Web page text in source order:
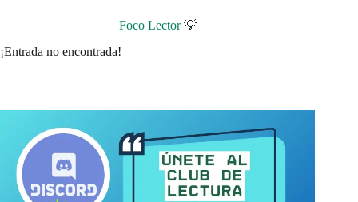
Foco Lector💡
¡Entrada no encontrada!